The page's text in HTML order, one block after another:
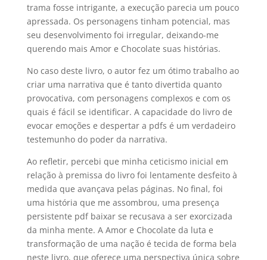
trama fosse intrigante, a execução parecia um pouco
apressada. Os personagens tinham potencial, mas
seu desenvolvimento foi irregular, deixando-me
querendo mais Amor e Chocolate suas histórias.
No caso deste livro, o autor fez um ótimo trabalho ao
criar uma narrativa que é tanto divertida quanto
provocativa, com personagens complexos e com os
quais é fácil se identificar. A capacidade do livro de
evocar emoções e despertar a pdfs é um verdadeiro
testemunho do poder da narrativa.
Ao refletir, percebi que minha ceticismo inicial em
relação à premissa do livro foi lentamente desfeito à
medida que avançava pelas páginas. No final, foi
uma história que me assombrou, uma presença
persistente pdf baixar se recusava a ser exorcizada
da minha mente. A Amor e Chocolate da luta e
transformação de uma nação é tecida de forma bela
neste livro, que oferece uma perspectiva única sobre